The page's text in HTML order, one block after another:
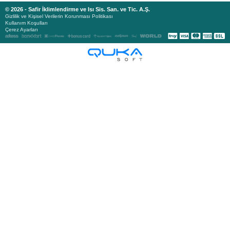
© 2026 - Safir İklimlendirme ve Isı Sis. San. ve Tic. A.Ş.
Gizlilik ve Kişisel Verilerin Korunması Politikası
Kullanım Koşulları
Çerez Ayarları